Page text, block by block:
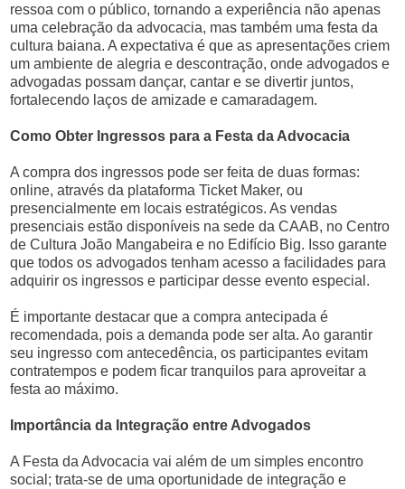
ressoa com o público, tornando a experiência não apenas
uma celebração da advocacia, mas também uma festa da
cultura baiana. A expectativa é que as apresentações criem
um ambiente de alegria e descontração, onde advogados e
advogadas possam dançar, cantar e se divertir juntos,
fortalecendo laços de amizade e camaradagem.
Como Obter Ingressos para a Festa da Advocacia
A compra dos ingressos pode ser feita de duas formas:
online, através da plataforma Ticket Maker, ou
presencialmente em locais estratégicos. As vendas
presenciais estão disponíveis na sede da CAAB, no Centro
de Cultura João Mangabeira e no Edifício Big. Isso garante
que todos os advogados tenham acesso a facilidades para
adquirir os ingressos e participar desse evento especial.
É importante destacar que a compra antecipada é
recomendada, pois a demanda pode ser alta. Ao garantir
seu ingresso com antecedência, os participantes evitam
contratempos e podem ficar tranquilos para aproveitar a
festa ao máximo.
Importância da Integração entre Advogados
A Festa da Advocacia vai além de um simples encontro
social; trata-se de uma oportunidade de integração e